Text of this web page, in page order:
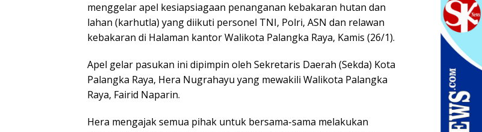
menggelar apel kesiapsiagaan penanganan kebakaran hutan dan
lahan (karhutla) yang diikuti personel TNI, Polri, ASN dan relawan
kebakaran di Halaman kantor Walikota Palangka Raya, Kamis (26/1).
Apel gelar pasukan ini dipimpin oleh Sekretaris Daerah (Sekda) Kota
Palangka Raya, Hera Nugrahayu yang mewakili Walikota Palangka
Raya, Fairid Naparin.
Hera mengajak semua pihak untuk bersama-sama melakukan